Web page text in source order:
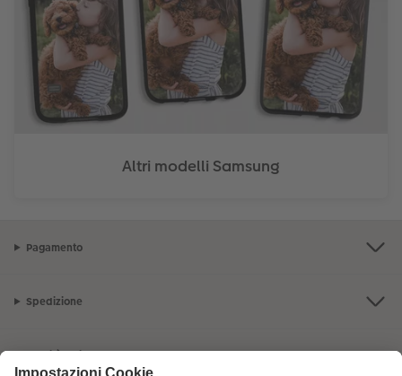
Altri modelli Samsung
Pagamento
Spedizione
Qualità e sicurezza